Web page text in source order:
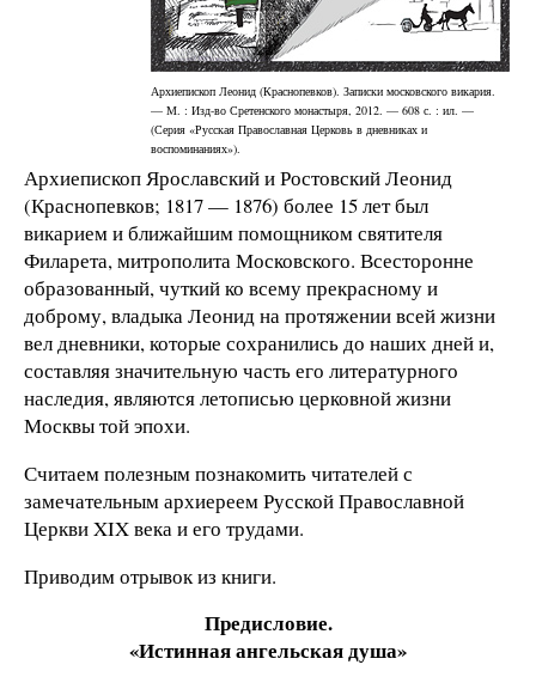
Архиепископ Леонид (Краснопевков). Записки московского викария.
— М. : Изд-во Сретенского монастыря, 2012. — 608 с. : ил. —
(Серия «Русская Православная Церковь в дневниках и
воспоминаниях»).
Архиепископ Ярославский и Ростовский Леонид
(Краснопевков; 1817 — 1876) более 15 лет был
викарием и ближайшим помощником святителя
Филарета, митрополита Московского. Всесторонне
образованный, чуткий ко всему прекрасному и
доброму, владыка Леонид на протяжении всей жизни
вел дневники, которые сохранились до наших дней и,
составляя значительную часть его литературного
наследия, являются летописью церковной жизни
Москвы той эпохи.
Считаем полезным познакомить читателей с
замечательным архиереем Русской Православной
Церкви XIX века и его трудами.
Приводим отрывок из книги.
Предисловие.
«Истинная ангельская душа»